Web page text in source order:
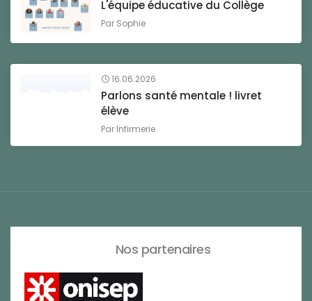
L'équipe éducative du Collège
Par Sophie
16.06.2026
Parlons santé mentale ! livret
élève
Par Infirmerie
Nos partenaires